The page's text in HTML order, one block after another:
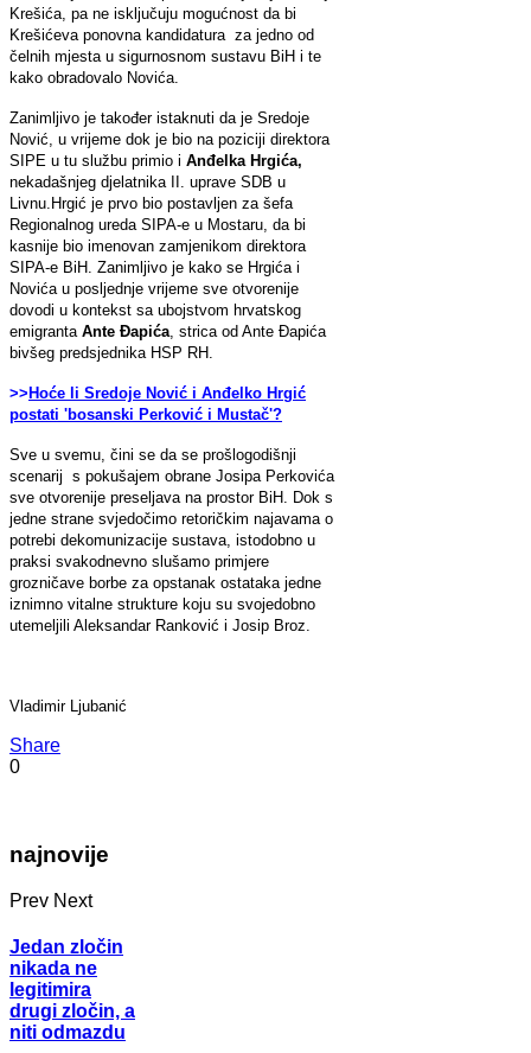
Krešića, pa ne isključuju mogućnost da bi
Krešićeva ponovna kandidatura za jedno od
čelnih mjesta u sigurnosnom sustavu BiH i te
kako obradovalo Novića.
Zanimljivo je također istaknuti da je Sredoje
Nović, u vrijeme dok je bio na poziciji direktora
SIPE u tu službu primio i Anđelka Hrgića,
nekadašnjeg djelatnika II. uprave SDB u
Livnu.Hrgić je prvo bio postavljen za šefa
Regionalnog ureda SIPA-e u Mostaru, da bi
kasnije bio imenovan zamjenikom direktora
SIPA-e BiH. Zanimljivo je kako se Hrgića i
Novića u posljednje vrijeme sve otvorenije
dovodi u kontekst sa ubojstvom hrvatskog
emigranta Ante Đapića , strica od Ante Đapića
bivšeg predsjednika HSP RH.
>>Hoće li Sredoje Nović i Anđelko Hrgić
postati 'bosanski Perković i Mustač'?
Sve u svemu, čini se da se prošlogodišnji
scenarij s pokušajem obrane Josipa Perkovića
sve otvorenije preseljava na prostor BiH. Dok s
jedne strane svjedočimo retoričkim najavama o
potrebi dekomunizacije sustava, istodobno u
praksi svakodnevno slušamo primjere
grozničave borbe za opstanak ostataka jedne
iznimno vitalne strukture koju su svojedobno
utemeljili Aleksandar Ranković i Josip Broz.
Vladimir Ljubanić
Share
0
najnovije
Prev Next
Jedan zločin
nikada ne
legitimira
drugi zločin, a
niti odmazdu